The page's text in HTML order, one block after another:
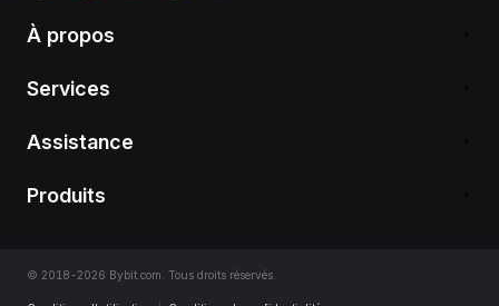
À propos
Services
Assistance
Produits
© 2018-2026 Bybit.com. Tous droits réservés.